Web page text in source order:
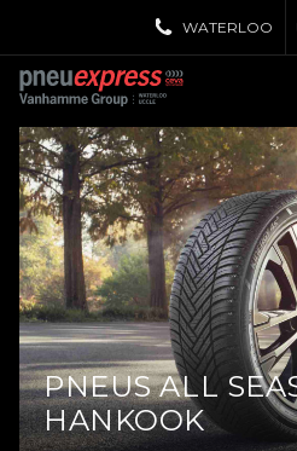
WATERLOO
PNEUS ALL
HANKOOK